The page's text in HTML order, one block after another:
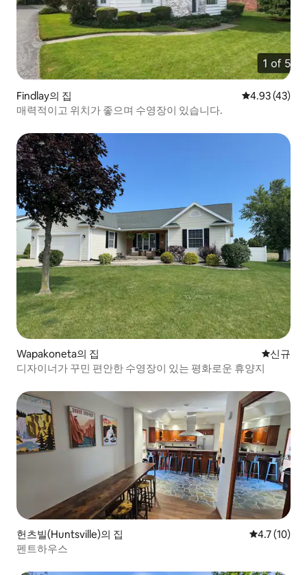
Findlay의 집 평점 4.93점
4.93 (43)
매력적이고 위치가 좋으며 수영장이 있습니다.
Wapakoneta의 집 신규 숙소
신규
디자이너가 꾸민 편안한 수영장이 있는 평화로운 휴양지
헌츠빌(Huntsville)의 집 평점 4.7점
4.7 (10)
펜트하우스